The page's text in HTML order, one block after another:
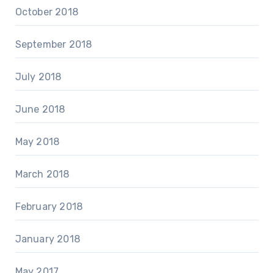
October 2018
September 2018
July 2018
June 2018
May 2018
March 2018
February 2018
January 2018